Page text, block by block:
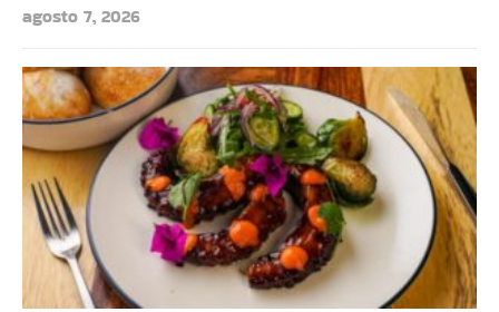
agosto 7, 2026